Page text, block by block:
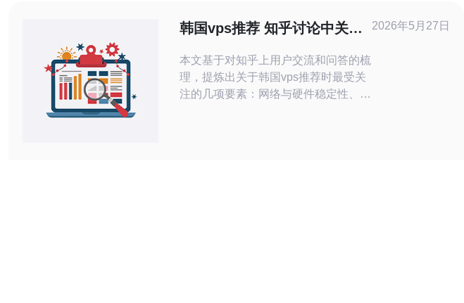
用户的网站和应用程序的稳定运行。无
论是
韩国vps推荐 知乎讨论中关于
本文基于对知乎上用户交流和问答的梳
理，提炼出关于韩国vps推荐时最受关
注的几项要素：网络与硬件稳定性、服
2026年5月27日